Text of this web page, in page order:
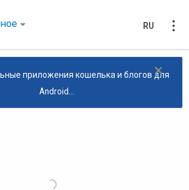
RU
×
приложения кошелька и блогов для
Android...